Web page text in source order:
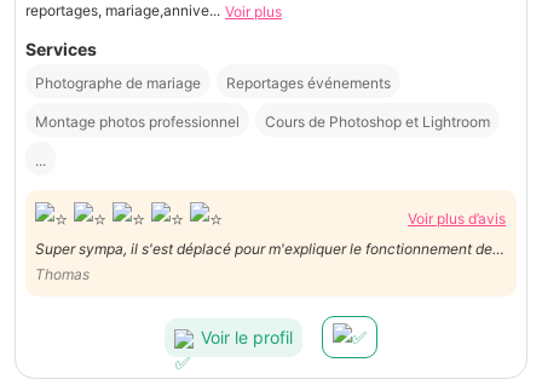
reportages, mariage,annive... Voir plus
Services
Photographe de mariage Reportages événements
Montage photos professionnel Cours de Photoshop et Lightroom
...
Voir plus d’avis
Super sympa, il s'est déplacé pour m'expliquer le fonctionnement de
mon appareil. A l'écoute et disponible. Très bon service, à
recommander vivement.
Thomas
Voir le profil